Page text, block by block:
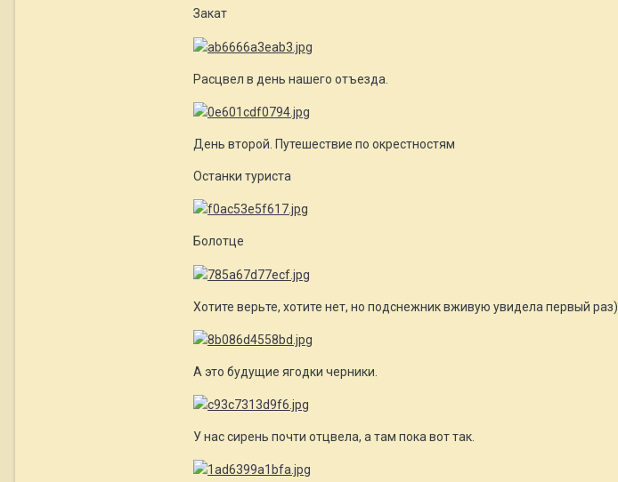
Закат
Расцвел в день нашего отъезда.
День второй. Путешествие по окрестностям
Останки туриста
Болотце
Хотите верьте, хотите нет, но подснежник вживую увидела первый раз)
А это будущие ягодки черники.
У нас сирень почти отцвела, а там пока вот так.